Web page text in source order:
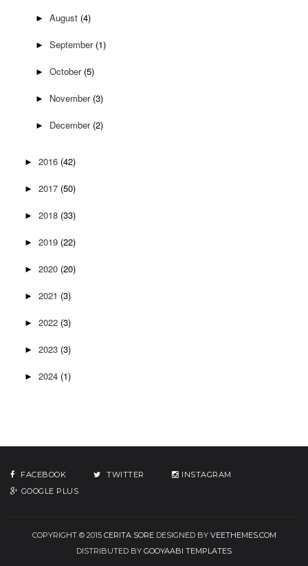
► August (4)
► September (1)
► October (5)
► November (3)
► December (2)
► 2016 (42)
► 2017 (50)
► 2018 (33)
► 2019 (22)
► 2020 (20)
► 2021 (3)
► 2022 (3)
► 2023 (3)
► 2024 (1)
FACEBOOK TWITTER
INSTAGRAM
GOOGLE PLUS
COPYRIGHT © 2015 CERITA SOREDESIGNED BY VEETHEMES.COM
DISTRIBUTED BY GOOYAABI TEMPLATES